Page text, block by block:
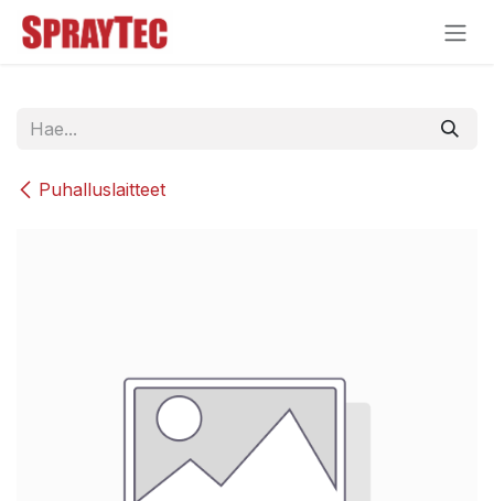
Siirry sisältöön
Puhalluslaitteet